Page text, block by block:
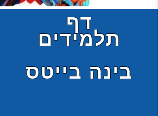
דף
תלמידים
בינה בייטס